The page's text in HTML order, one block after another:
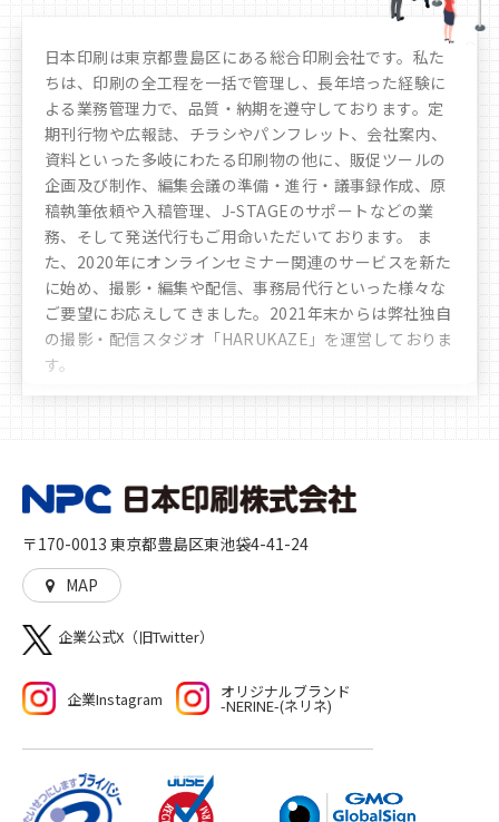
日本印刷は東京都豊島区にある総合印刷会社です。私た
ちは、印刷の全工程を一括で管理し、長年培った経験に
よる業務管理力で、品質・納期を遵守しております。定
期刊行物や広報誌、チラシやパンフレット、会社案内、
資料といった多岐にわたる印刷物の他に、販促ツールの
企画及び制作、編集会議の準備・進行・議事録作成、原
稿執筆依頼や入稿管理、J-STAGEのサポートなどの業
務、そして発送代行もご用命いただいております。 ま
た、2020年にオンラインセミナー関連のサービスを新た
に始め、撮影・編集や配信、事務局代行といった様々な
ご要望にお応えしてきました。 2021年末からは弊社独自
の撮影・配信スタジオ「HARUKAZE」を運営しておりま
す。
豊富なノウハウや実績により、お客様へ多彩かつ最善な
選択肢のご提案をさせていただきます。時代の移り変わ
に、社会に、彩りを加えるとともに、想像や行動の機会
る「モノ」づくり、印刷物をきっかけとした新たな機会
や世界を生む「コト」づくりの両方をご提供いたしま
す。
〒170-0013 東京都豊島区東池袋4-41-24
MAP
企業公式X（旧Twitter）
企業Instagram オリジナルブランド
-NERINE-(ネリネ)